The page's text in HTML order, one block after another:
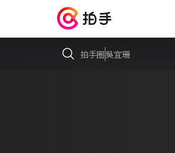
拍手圈吳宜珊